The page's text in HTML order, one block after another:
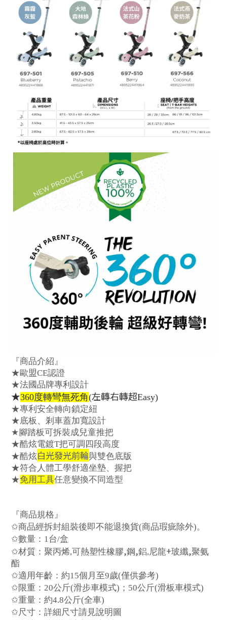
『商品介紹』
★歐盟CE認證
★法國品牌專利設計
★360度轉彎無死角(左轉右轉超Easy)
★專利安全轉向鎖定紐
★底板、 剎 車蓋加寬設計
★腳踏板可拆裝成兒童推把
★酷炫電鍍T把可調四段高度
★酷炫白光發光前輪與雙色底版
★符合人體工學舒適坐墊、握把
★免用工具任意變換不同造型
『商品規格』
✩商品經拆封組裝後即不能退換貨(商品瑕疵除外)。
✩數量： 1台/盒
✩材質：聚丙烯,可熱塑性橡膠,鋼,鋁,尼龍+玻纖,聚氨
酯
✩適用年齡：約15個月至9歲(僅供參考)
✩限重： 20公斤(滑步車模式) ； 50公斤(滑板車模式)
✩重量： 約4.8公斤(全車)
✩尺寸：詳細尺寸請見說明圖